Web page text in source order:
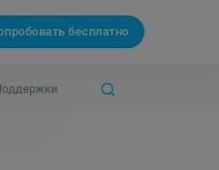
бесплатно